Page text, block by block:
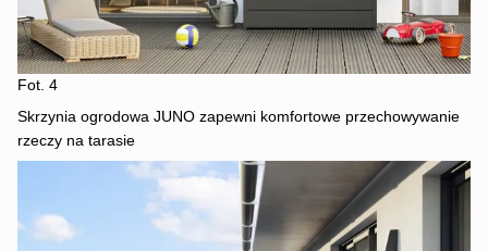
Fot. 4
Skrzynia ogrodowa JUNO zapewni komfortowe przechowywanie
rzeczy na tarasie